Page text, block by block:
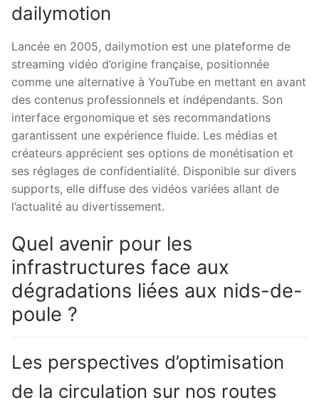
dailymotion
Lancée en 2005, dailymotion est une plateforme de
streaming vidéo d’origine française, positionnée
comme une alternative à YouTube en mettant en avant
des contenus professionnels et indépendants. Son
interface ergonomique et ses recommandations
garantissent une expérience fluide. Les médias et
créateurs apprécient ses options de monétisation et
ses réglages de confidentialité. Disponible sur divers
supports, elle diffuse des vidéos variées allant de
l’actualité au divertissement.
Quel avenir pour les
infrastructures face aux
dégradations liées aux nids-de-
poule ?
Les perspectives d’optimisation
de la circulation sur nos routes